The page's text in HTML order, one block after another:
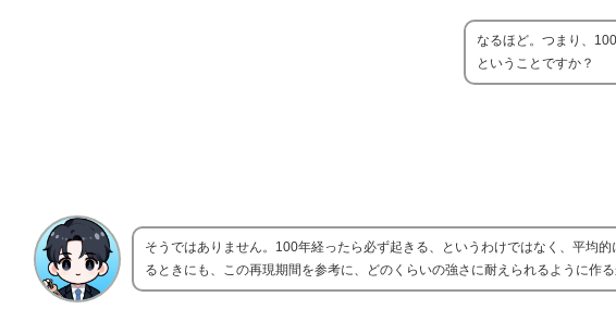
なるほど。つまり、
ということですか？
そうではありません。100年経ったら必ず起きる、というわけではなく、平均
るときにも、この再現期間を参考に、どのくらいの強さに耐えられるように作る